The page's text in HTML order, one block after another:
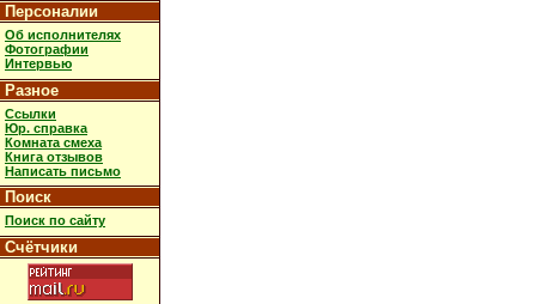
Персоналии
Об исполнителях
Фотографии
Интервью
Разное
Ссылки
Юр. справка
Комната смеха
Книга отзывов
Написать письмо
Поиск
Поиск по сайту
Счётчики